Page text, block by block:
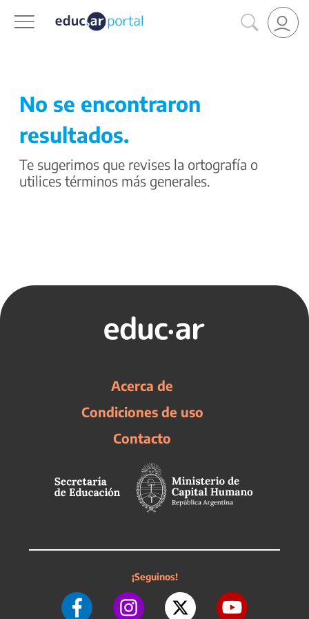
No se encontraron
resultados.
Te sugerimos que revises la ortografía o
utilices términos más generales.
Acerca de
Condiciones de uso
Contacto
¡Seguinos!